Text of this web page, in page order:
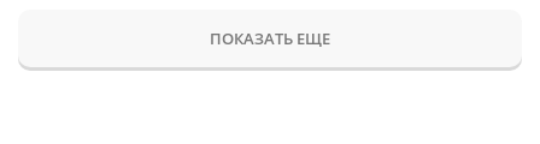
ПОКАЗАТЬ ЕЩЕ